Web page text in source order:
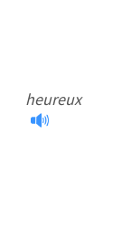
heureux